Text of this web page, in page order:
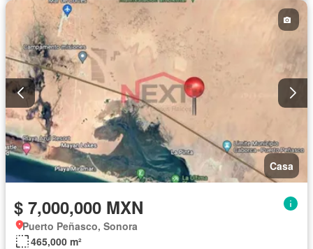
Casa
$ 7,000,000 MXN
Puerto Peñasco, Sonora
465,000 m²